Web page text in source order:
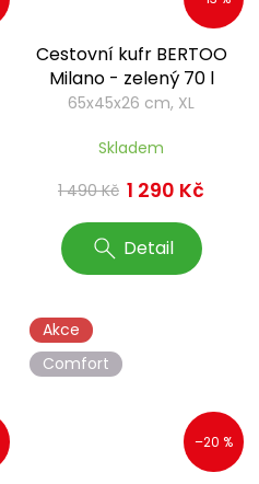
Cestovní kufr BERTOO
Milano - zelený 70 l
65x45x26 cm, XL
Skladem
1 490 Kč 1 290 Kč
Detail
Akce
Comfort
–20 %